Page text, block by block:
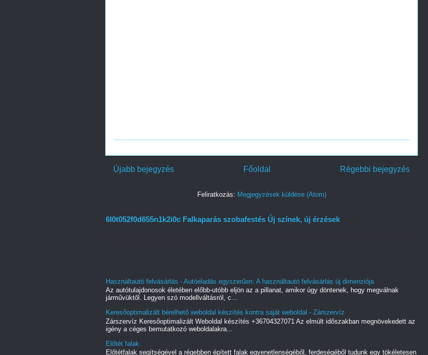
Újabb bejegyzés Régebbi bejegyzés
Főoldal
Feliratkozás: Megjegyzések küldése (Atom)
6l0t052f0d655n1k2i0c Falkaparás szobafestés Új színek, új érzések
Használtautó felvásárlás - Autóeladás egyszerűen: A használtautó felvásárlás új dimenziója
Az autótulajdonosok életében előbb-utóbb eljön az a pillanat, amikor úgy döntenek, hogy megválnak
járművüktől. Legyen szó modellváltásról, c...
Keresőoptimalizált bérelhető weboldal készítés kontra saját weboldal - Zárszervíz
Zárszervíz Keresőoptimalizált Weboldal készítés +36704327071 Az elmúlt időszakban megnövekedett az
igény a céges bemutatkozó weboldalakra...
Előtét falak
Előtétfalak segítségével a régebben épített falak egyenetlenségéből, ferdeségéből tudunk egy tökéletesen